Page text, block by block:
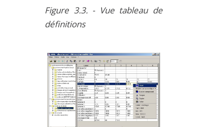
Figure 3.3. - Vue tableau de
définitions